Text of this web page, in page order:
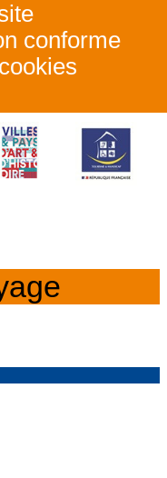
conforme